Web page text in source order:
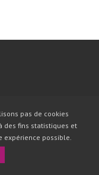
pas de cookies
des fins statistiques et
expérience possible.